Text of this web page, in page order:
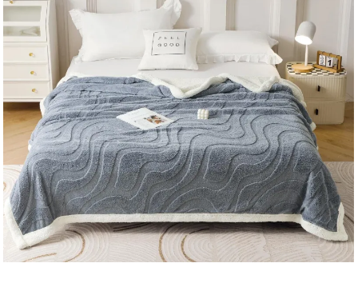
Lenjerii Creponate
Lenjerii de finet Iprimate Digital
Lenjerii de pat Bumbac 100%
Lenjerii de pat Finet + 2 Draperii
Lenjerii de pat Saten 4 piese cu
elastic